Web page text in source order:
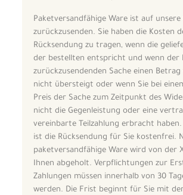
Paketversandfähige Ware ist auf unsere
zurückzusenden. Sie haben die Kosten
Rücksendung zu tragen, wenn die
der bestellten entspricht und wenn der
zurückzusendenden Sache einen
nicht übersteigt oder wenn Sie bei
Preis der Sache zum Zeitpunkt des
nicht die Gegenleistung oder eine
vereinbarte Teilzahlung erbracht
ist die Rücksendung für Sie kostenfrei.
paketversandfähige Ware wird von der
Ihnen abgeholt. Verpflichtungen zur
Zahlungen müssen innerhalb von 30
werden. Die Frist beginnt für Sie mit